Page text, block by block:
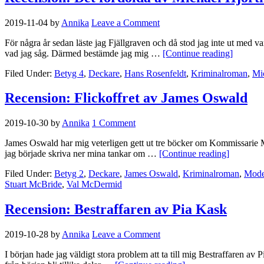
2019-11-04 by Annika Leave a Comment
För några år sedan läste jag Fjällgraven och då stod jag inte ut med
vad jag såg. Därmed bestämde jag mig … [Continue reading]
Filed Under: Betyg 4, Deckare, Hans Rosenfeldt, Kriminalroman,
Recension: Flickoffret av James Oswald
2019-10-30 by Annika 1 Comment
James Oswald har mig veterligen gett ut tre böcker om
jag började skriva ner mina tankar om … [Continue reading]
Filed Under: Betyg 2, Deckare, James Oswald, Kriminalroman,
Stuart McBride, Val McDermid
Recension: Bestraffaren av Pia Kask
2019-10-28 by Annika Leave a Comment
I början hade jag väldigt stora problem att ta till mig Bestraffaren av